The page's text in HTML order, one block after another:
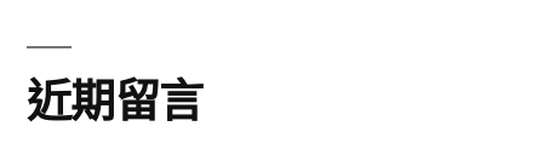
確
定
從
近期留言